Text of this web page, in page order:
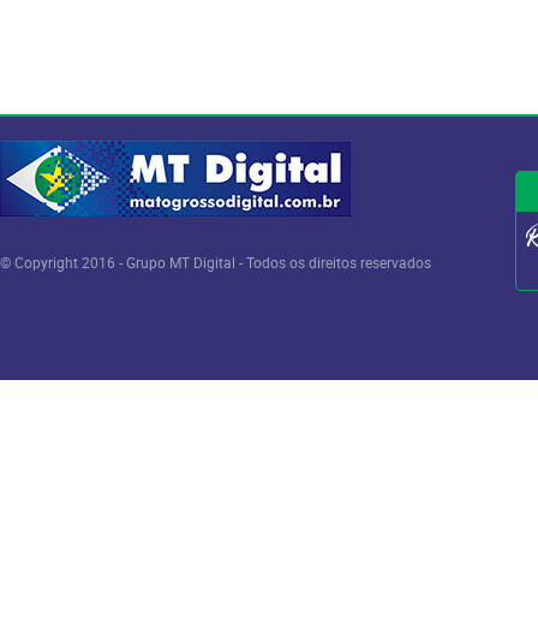
© Copyright 2016 - Grupo MT Digital - Todos os direitos reservados